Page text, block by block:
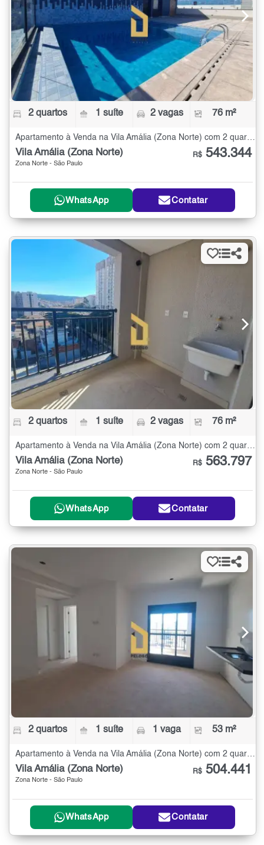
2 quartos 1 suíte 2 vagas 76 m²
Apartamento à Venda na Vila Amália (Zona Norte) com 2 quartos - 76 m²
Vila Amália (Zona Norte)
Zona Norte - São Paulo
R$ 543.344
WhatsApp Contatar
2 quartos 1 suíte 2 vagas 76 m²
Apartamento à Venda na Vila Amália (Zona Norte) com 2 quartos - 76 m²
Vila Amália (Zona Norte)
Zona Norte - São Paulo
R$ 563.797
WhatsApp Contatar
2 quartos 1 suíte 1 vaga 53 m²
Apartamento à Venda na Vila Amália (Zona Norte) com 2 quartos - 53 m²
Vila Amália (Zona Norte)
Zona Norte - São Paulo
R$ 504.441
WhatsApp Contatar